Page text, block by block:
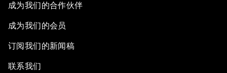
成为我们的合作伙伴
成为我们的会员
订阅我们的新闻稿
联系我们